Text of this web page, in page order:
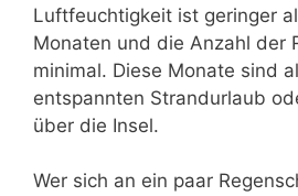
Luftfeuchtigkeit ist geringer
Monaten und die Anzahl der
minimal. Diese Monate sind
entspannten Strandurlaub
über die Insel.
Wer sich an ein paar